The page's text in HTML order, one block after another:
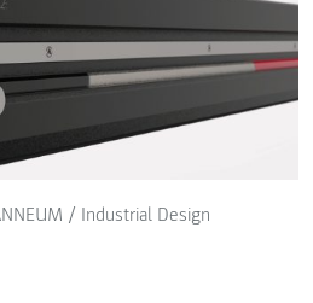
/ Industrial Design